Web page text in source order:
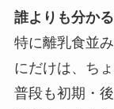
誰よりも分かる
特に離乳食並
にだけは、ち
普段も初期・